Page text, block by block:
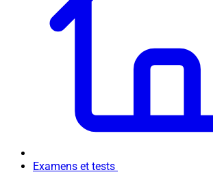
Examens et tests